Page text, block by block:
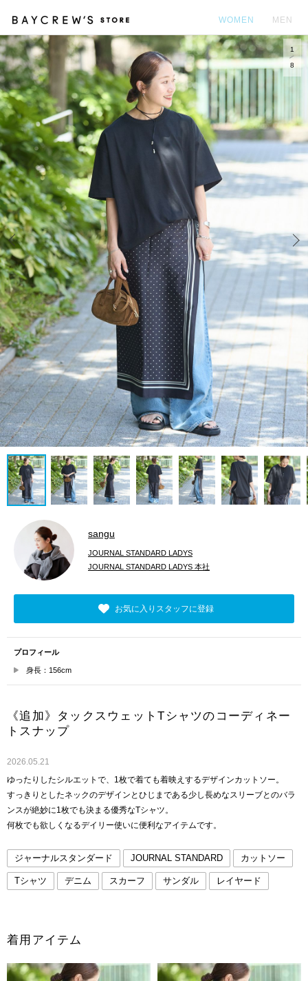
WOMEN MEN
Prev
1
8
sangu
JOURNAL STANDARD LADYS
JOURNAL STANDARD LADYS 本社
お気に入りスタッフに登録
プロフィール
身長：156cm
《追加》タックスウェットTシャツのコーディネー
トスナップ
2026.05.21
ゆったりしたシルエットで、1枚で着ても着映えするデザインカットソー。
すっきりとしたネックのデザインとひじまである少し長めなスリーブとのバラ
ンスが絶妙に1枚でも決まる優秀なTシャツ。
何枚でも欲しくなるデイリー使いに便利なアイテムです。
ジャーナルスタンダード JOURNAL STANDARD カットソー
Tシャツ デニム スカーフ サンダル レイヤード
着用アイテム